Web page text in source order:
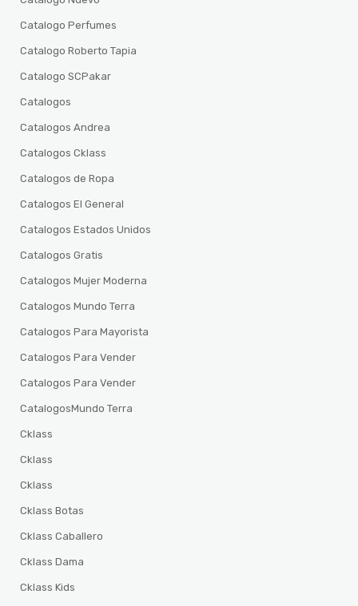
Catalogo Perfumes
Catalogo Roberto Tapia
Catalogo SCPakar
Catalogos
Catalogos Andrea
Catalogos Cklass
Catalogos de Ropa
Catalogos El General
Catalogos Estados Unidos
Catalogos Gratis
Catalogos Mujer Moderna
Catalogos Mundo Terra
Catalogos Para Mayorista
Catalogos Para Vender
Catalogos Para Vender
CatalogosMundo Terra
Cklass
Cklass
Cklass
Cklass Botas
Cklass Caballero
Cklass Dama
Cklass Kids